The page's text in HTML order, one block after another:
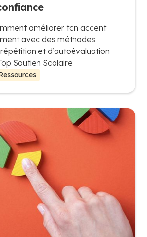
améliorer ton accent
avec des méthodes
et d’autoévaluation.
Soutien Scolaire.